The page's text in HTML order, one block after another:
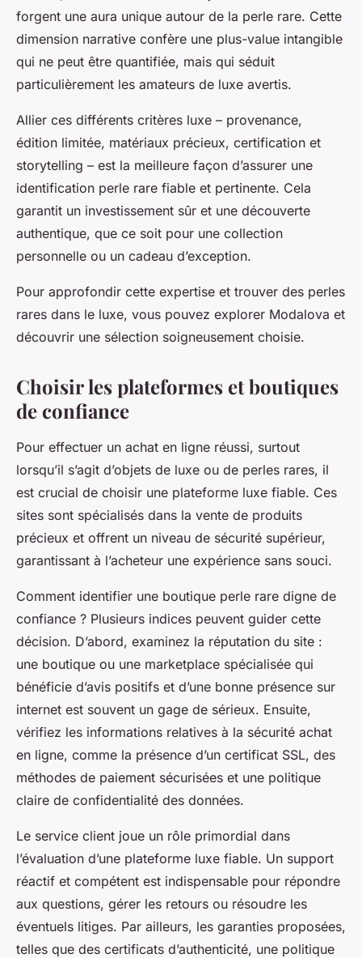
forgent une aura unique autour de la perle rare. Cette
dimension narrative confère une plus-value intangible
qui ne peut être quantifiée, mais qui séduit
particulièrement les amateurs de luxe avertis.
Allier ces différents critères luxe – provenance,
édition limitée, matériaux précieux, certification et
storytelling – est la meilleure façon d’assurer une
identification perle rare fiable et pertinente. Cela
garantit un investissement sûr et une découverte
authentique, que ce soit pour une collection
personnelle ou un cadeau d’exception.
Pour approfondir cette expertise et trouver des perles
rares dans le luxe, vous pouvez explorer Modalova et
découvrir une sélection soigneusement choisie.
Choisir les plateformes et boutiques
de confiance
Pour effectuer un achat en ligne réussi, surtout
lorsqu’il s’agit d’objets de luxe ou de perles rares, il
est crucial de choisir une plateforme luxe fiable. Ces
sites sont spécialisés dans la vente de produits
précieux et offrent un niveau de sécurité supérieur,
garantissant à l’acheteur une expérience sans souci.
Comment identifier une boutique perle rare digne de
confiance ? Plusieurs indices peuvent guider cette
décision. D’abord, examinez la réputation du site :
une boutique ou une marketplace spécialisée qui
bénéficie d’avis positifs et d’une bonne présence sur
internet est souvent un gage de sérieux. Ensuite,
vérifiez les informations relatives à la sécurité achat
en ligne, comme la présence d’un certificat SSL, des
méthodes de paiement sécurisées et une politique
claire de confidentialité des données.
Le service client joue un rôle primordial dans
l’évaluation d’une plateforme luxe fiable. Un support
réactif et compétent est indispensable pour répondre
aux questions, gérer les retours ou résoudre les
éventuels litiges. Par ailleurs, les garanties proposées,
telles que des certificats d’authenticité, une politique